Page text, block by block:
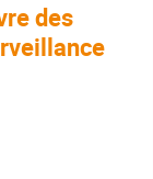
des